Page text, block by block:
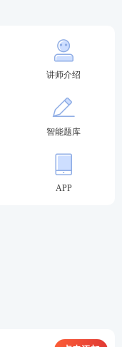
扎稳打。
讲师介绍
智能题库
APP